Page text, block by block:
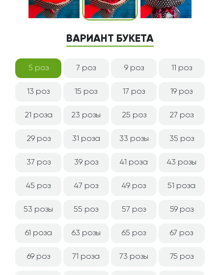
ВАРИАНТ БУКЕТА
5 роз 7 роз 9 роз 11 роз
13 роз 15 роз 17 роз 19 роз
21 роза 23 розы 25 роз 27 роз
29 роз 31 роза 33 розы 35 роз
37 роз 39 роз 41 роза 43 розы
45 роз 47 роз 49 роз 51 роза
53 розы 55 роз 57 роз 59 роз
61 роза 63 розы 65 роз 67 роз
69 роз 71 роза 73 розы 75 роз